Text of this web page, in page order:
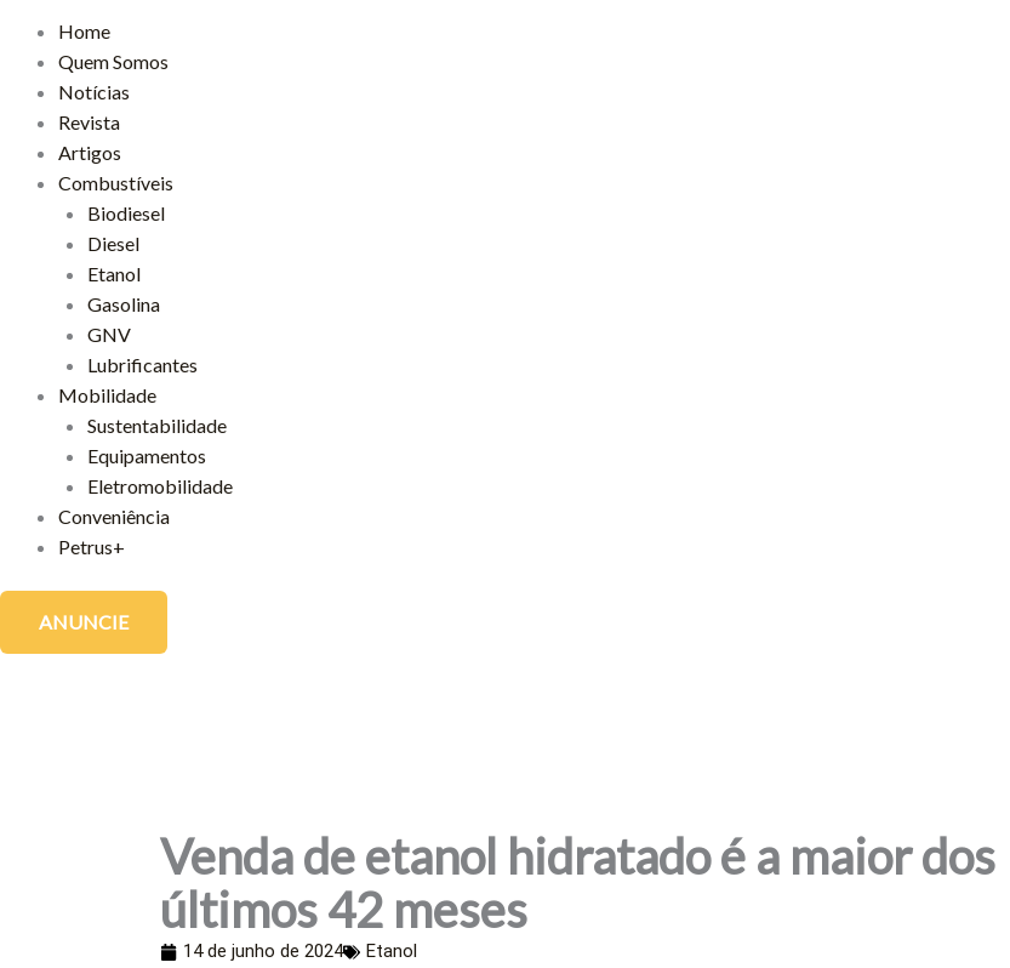
Home
Quem Somos
Notícias
Revista
Artigos
Combustíveis
Biodiesel
Diesel
Etanol
Gasolina
GNV
Lubrificantes
Mobilidade
Sustentabilidade
Equipamentos
Eletromobilidade
Conveniência
Petrus+
ANUNCIE
Venda de etanol hidratado é a maior dos
últimos 42 meses
14 de junho de 2024 Etanol